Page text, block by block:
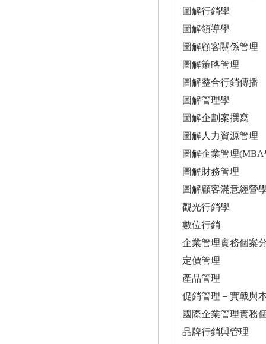
圖解行銷學
圖解領導學
圖解顧客關係管理
圖解策略管理
圖解整合行銷傳播
圖解管理學
圖解企劃案撰寫
圖解人力資源管理
圖解企業管理(MBA
圖解財務管理
圖解顧客滿意經營
觀光行銷學
數位行銷
企業管理實務個案
定價管理
產品管理
促銷管理－實戰與
國際企業管理實務
品牌行銷與管理